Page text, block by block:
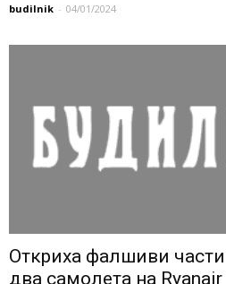
budilnik - 04/01/2024
Откриха фалшиви
два самолета на Ryanair